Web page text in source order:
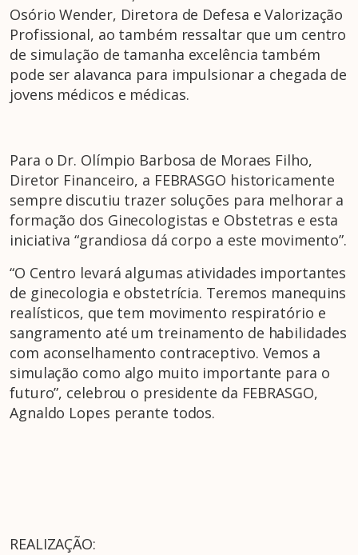
Osório Wender, Diretora de Defesa e Valorização
Profissional, ao também ressaltar que um centro
de simulação de tamanha excelência também
pode ser alavanca para impulsionar a chegada de
jovens médicos e médicas.
Para o Dr. Olímpio Barbosa de Moraes Filho,
Diretor Financeiro, a FEBRASGO historicamente
sempre discutiu trazer soluções para melhorar a
formação dos Ginecologistas e Obstetras e esta
iniciativa “grandiosa dá corpo a este movimento”.
“O Centro levará algumas atividades importantes
de ginecologia e obstetrícia. Teremos manequins
realísticos, que tem movimento respiratório e
sangramento até um treinamento de habilidades
com aconselhamento contraceptivo. Vemos a
simulação como algo muito importante para o
futuro”, celebrou o presidente da FEBRASGO,
Agnaldo Lopes perante todos.
REALIZAÇÃO: